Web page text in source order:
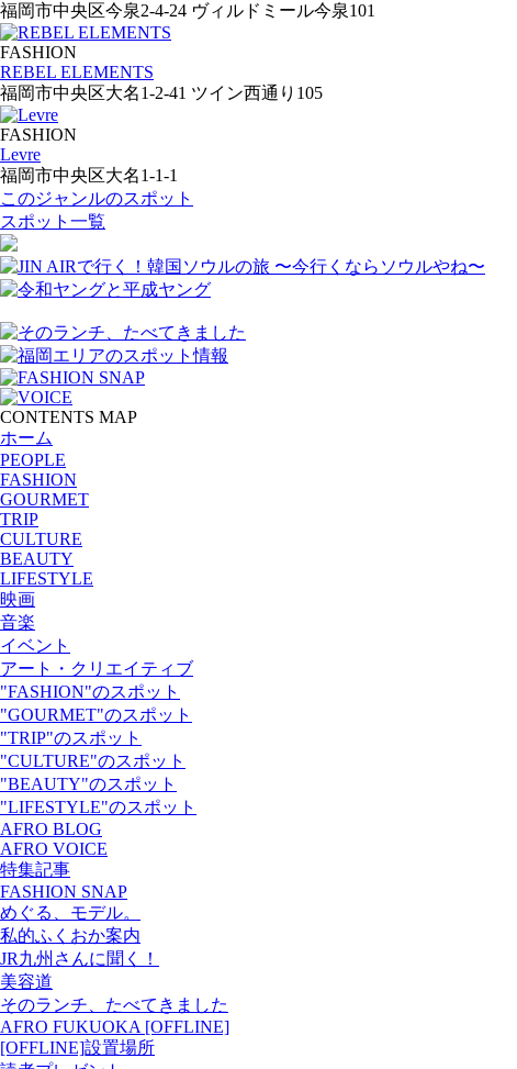
福岡市中央区今泉2-4-24 ヴィルドミール今泉101
FASHION
REBEL ELEMENTS
福岡市中央区大名1-2-41 ツイン西通り105
FASHION
Levre
福岡市中央区大名1-1-1
このジャンルのスポット
スポット一覧
CONTENTS MAP
ホーム
PEOPLE
FASHION
GOURMET
TRIP
CULTURE
BEAUTY
LIFESTYLE
映画
音楽
イベント
アート・クリエイティブ
"FASHION"のスポット
"GOURMET"のスポット
"TRIP"のスポット
"CULTURE"のスポット
"BEAUTY"のスポット
"LIFESTYLE"のスポット
AFRO BLOG
AFRO VOICE
特集記事
FASHION SNAP
めぐる、モデル。
私的ふくおか案内
JR九州さんに聞く！
美容道
そのランチ、たべてきました
AFRO FUKUOKA [OFFLINE]
[OFFLINE]設置場所